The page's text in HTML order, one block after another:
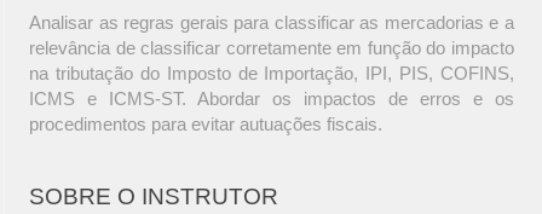
Analisar as regras gerais para classificar as mercadorias e a
relevância de classificar corretamente em função do impacto
na tributação do Imposto de Importação, IPI, PIS, COFINS,
ICMS e ICMS-ST. Abordar os impactos de erros e os
procedimentos para evitar autuações fiscais.
SOBRE O INSTRUTOR